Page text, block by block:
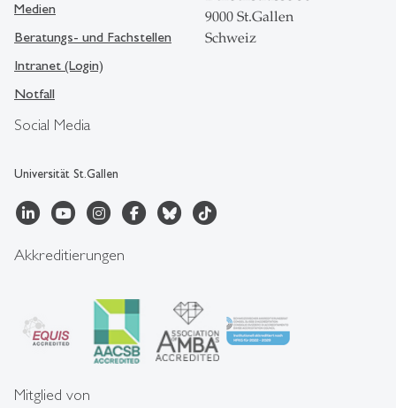
Social Media
Universität St.Gallen
Medien
Beratungs- und Fachstellen
Intranet (Login)
Notfall
9000 St.Gallen
Schweiz
Akkreditierungen
Mitglied von